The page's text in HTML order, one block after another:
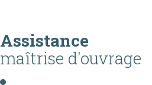
Assistance
maîtrise d'ouvrage